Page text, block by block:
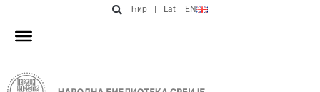
Ћир Lat EN